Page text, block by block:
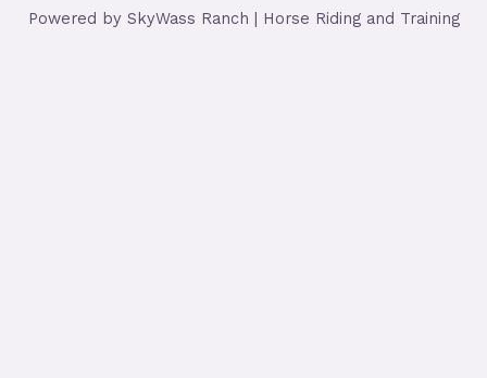
Powered by SkyWass Ranch | Horse Riding and Training